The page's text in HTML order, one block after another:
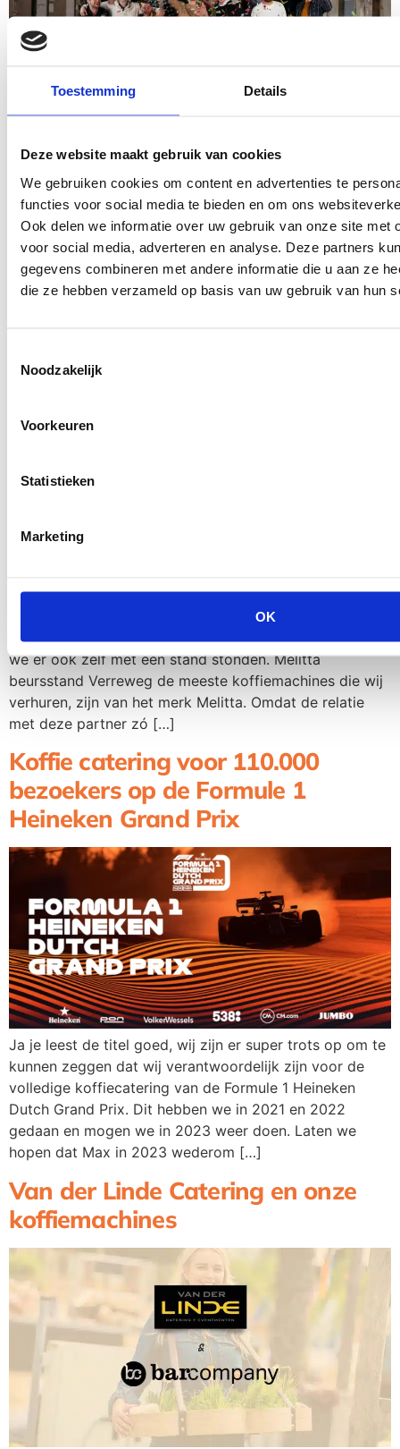
Toestemming Details
Deze website maakt gebruik van cookies
We gebruiken cookies om content en advertenties te
functies voor social media te bieden en om ons
Ook delen we informatie over uw gebruik van onze site met
voor social media, adverteren en analyse. Deze partners
gegevens combineren met andere informatie die u aan ze
die ze hebben verzameld op basis van uw gebruik van hun
Noodzakelijk
Voorkeuren
Statistieken
Marketing
OK
Bekijk hoe 2022 voor ons is geweest 2022 was ons
beste jaar ooit! Bekijk in minder dan een minuut waar
we allemaal zijn geweest;
Koffiemachines op beursstands
tijdens De Horecava 2023
Op vrijwel iedere beurs in Nederland kom je onze
koffiemachines tegen. Zo ook op de Horecava 2023.
Maar deze beurs was extra speciaal voor ons, omdat
we er ook zelf met een stand stonden. Melitta
beursstand Verreweg de meeste koffiemachines die wij
verhuren, zijn van het merk Melitta. Omdat de relatie
met deze partner zó […]
Koffie catering voor 110.000
bezoekers op de Formule 1
Heineken Grand Prix
Ja je leest de titel goed, wij zijn er super trots op om te
kunnen zeggen dat wij verantwoordelijk zijn voor de
volledige koffiecatering van de Formule 1 Heineken
Dutch Grand Prix. Dit hebben we in 2021 en 2022
gedaan en mogen we in 2023 weer doen. Laten we
hopen dat Max in 2023 wederom […]
Van der Linde Catering en onze
koffiemachines